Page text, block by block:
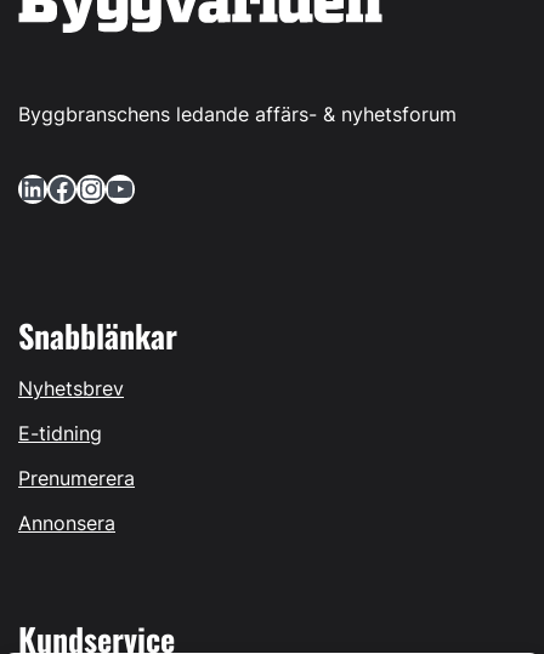
Byggbranschens ledande affärs- & nyhetsforum
LinkedIn Facebook InstagramYouTube
Snabblänkar
Nyhetsbrev
E-tidning
Prenumerera
Annonsera
Kundservice